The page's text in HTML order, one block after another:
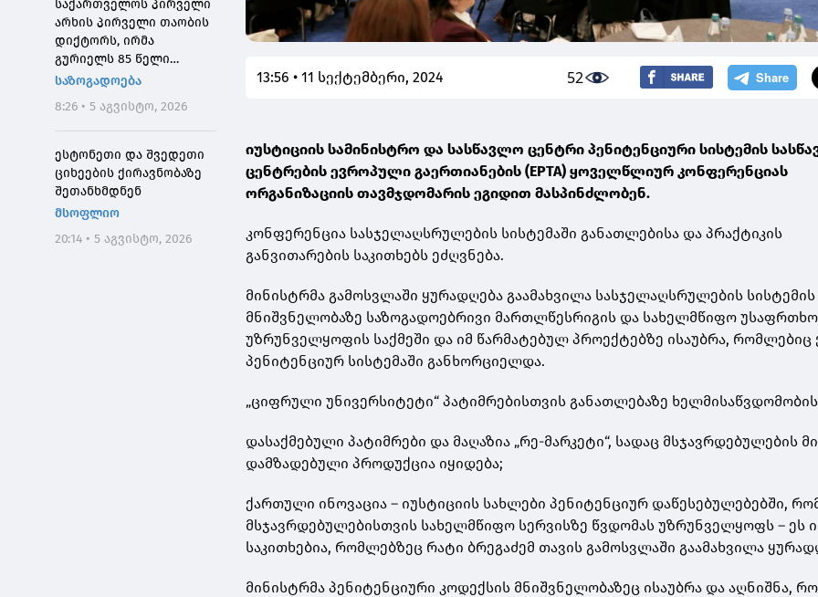
საქართველოს პირველი
არხის პირველი თაობის
დიქტორს, ირმა
გურიელს 85 წელი
შეუსრულდა
საზოგადოება
8:26 • 5 აგვისტო, 2026
ესტონეთი და შვედეთი
ციხეების ქირავნობაზე
შეთანხმდნენ
მსოფლიო
20:14 • 5 აგვისტო, 2026
13:56 • 11 სექტემბერი, 2024 52
იუსტიციის სამინისტრო და სასწავლო ცენტრი პენიტენციური სისტემის
ცენტრების ევროპული გაერთიანების (EPTA) ყოველწლიურ კონფერენციას
ორგანიზაციის თავმჯდომარის ეგიდით მასპინძლობენ.
კონფერენცია სასჯელაღსრულების სისტემაში განათლებისა და პრაქტიკის
განვითარების საკითხებს ეძღვნება.
მინისტრმა გამოსვლაში ყურადღება გაამახვილა სასჯელაღსრულების სისტემის
მნიშვნელობაზე საზოგადოებრივი მართლწესრიგის და სახელმწიფო
უზრუნველყოფის საქმეში და იმ წარმატებულ პროექტებზე ისაუბრა,
პენიტენციურ სისტემაში განხორციელდა.
„ციფრული უნივერსიტეტი“ პატიმრებისთვის განათლებაზე
დასაქმებული პატიმრები და მაღაზია „რე-მარკეტი“, სადაც მსჯავრდებულების
დამზადებული პროდუქცია იყიდება;
ქართული ინოვაცია – იუსტიციის სახლები პენიტენციურ დაწესებულებებში,
მსჯავრდებულებისთვის სახელმწიფო სერვისზე წვდომას უზრუნველყოფს – ეს
საკითხებია, რომლებზეც რატი ბრეგაძემ თავის გამოსვლაში გაამახვილა
მინისტრმა პენიტენციური კოდექსის მნიშვნელობაზეც ისაუბრა და აღნიშნა,